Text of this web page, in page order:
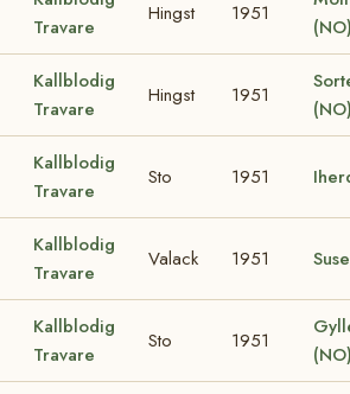
Travare
Hingst 1951
Kallblodig
Travare
Hingst 1951
Kallblodig
Travare
Sto 1951
Kallblodig
Travare
Valack 1951
Kallblodig
Travare
Sto 1951